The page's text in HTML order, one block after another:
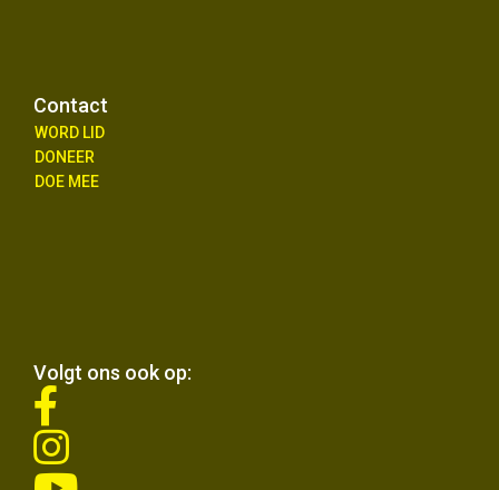
Contact
WORD LID
DONEER
DOE MEE
Volgt ons ook op:
facebook-
f
fab
fa-
instagram